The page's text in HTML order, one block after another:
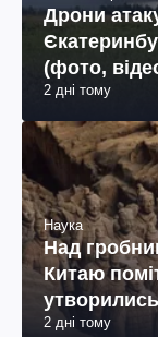
Дрони
(фото,
2 дні тому
Наука
Над
Китаю
2 дні тому